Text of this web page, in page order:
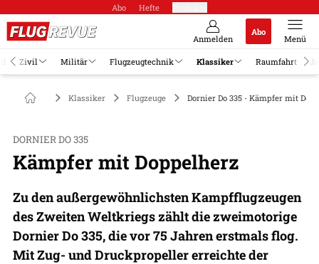
Abo Hefte
Anmelden
Abo
Menü
Zivil Militär Flugzeugtechnik Klassiker Raumfahrt
Klassiker Flugzeuge Dornier Do 335 - Kämpfer mit
DORNIER DO 335
Kämpfer mit Doppelherz
Zu den außergewöhnlichsten Kampfflugzeugen
des Zweiten Weltkriegs zählt die zweimotorige
Dornier Do 335, die vor 75 Jahren erstmals flog.
Mit Zug- und Druckpropeller erreichte der